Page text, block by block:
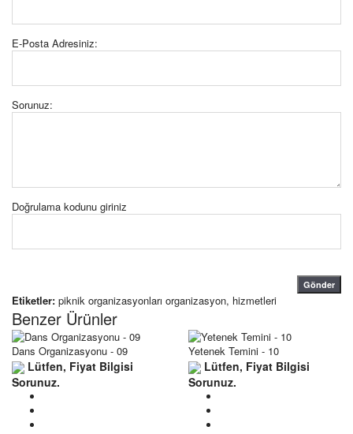
E-Posta Adresiniz:
Sorunuz:
Doğrulama kodunu giriniz
Gönder
Etiketler: piknik organizasyonları organizasyon, hizmetleri
Benzer Ürünler
Dans Organizasyonu - 09
Lütfen, Fiyat Bilgisi
Sorunuz.
Yetenek Temini - 10
Lütfen, Fiyat Bilgisi
Sorunuz.